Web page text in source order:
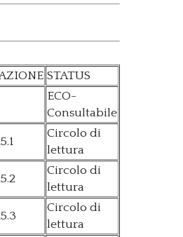
STATUS
ECO-
Consultabile
Circolo di
lettura
Circolo di
lettura
Circolo di
lettura